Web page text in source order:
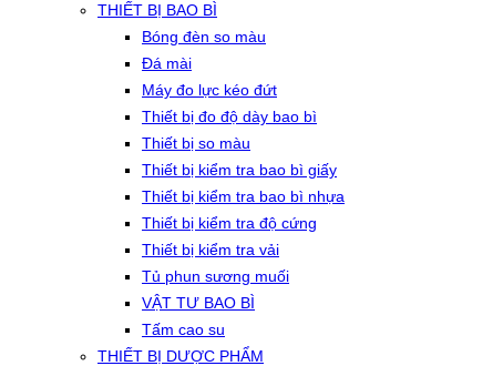
THIẾT BỊ BAO BÌ
Bóng đèn so màu
Đá mài
Máy đo lực kéo đứt
Thiết bị đo độ dày bao bì
Thiết bị so màu
Thiết bị kiểm tra bao bì giấy
Thiết bị kiểm tra bao bì nhựa
Thiết bị kiểm tra độ cứng
Thiết bị kiểm tra vải
Tủ phun sương muối
VẬT TƯ BAO BÌ
Tấm cao su
THIẾT BỊ DƯỢC PHẨM